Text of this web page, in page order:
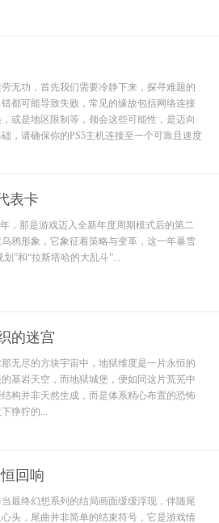
无功，首先我们需要冷静下来，探寻难题的
都可能导致失败，常见的缘故包括网络连接
或是地区限制等，领会这些可能性，是迈向
，请确保你的PS5主机连接至一个可靠且速度
表卡
，那是游戏迈入全新年度周期模式后的第二
鸦形象，它象征着策略与变革，这一年暴雪
”和“拉斯塔哈的大乱斗”...
的迷宫
无尽的方块宇宙中，地狱维度是一片永恒的
基岩天空，而地狱城堡，便如同这片荒芜中
构并非天然生成，而是体系精心布置的恐怖
狰狞的...
回响
最终幻想系列的结局画面缓缓浮现，伴随尾
头，尾曲并非简单的结束符号，它是游戏情